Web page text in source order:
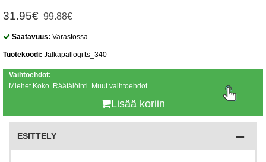
31.95€ 99.88€
Saatavuus: Varastossa
Tuotekoodi: Jalkapallogifts_340
Vaihtoehdot:
Miehet Koko Räätälöinti Muut vaihtoehdot
Lisää koriin
ESITTELY